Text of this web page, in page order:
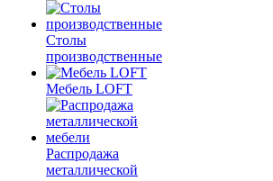
Столы
производственные
Мебель LOFT
Распродажа
металлической